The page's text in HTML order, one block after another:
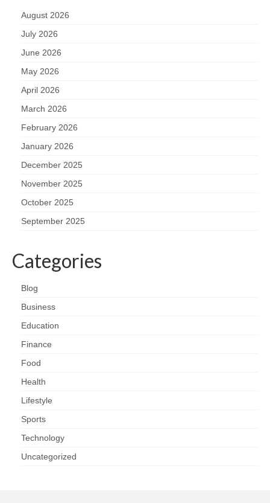
August 2026
July 2026
June 2026
May 2026
April 2026
March 2026
February 2026
January 2026
December 2025
November 2025
October 2025
September 2025
Categories
Blog
Business
Education
Finance
Food
Health
Lifestyle
Sports
Technology
Uncategorized